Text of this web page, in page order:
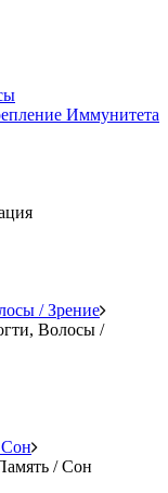
Иммунитета
/ Зрение
Волосы /
/ Сон